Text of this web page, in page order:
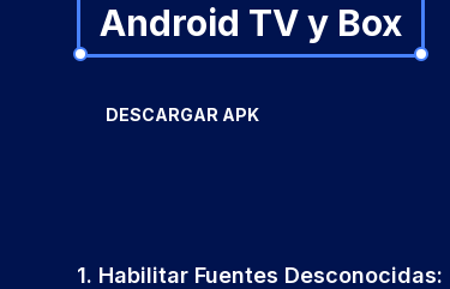
Android TV y Box
DESCARGAR APK
1. Habilitar Fuentes Desconocidas: